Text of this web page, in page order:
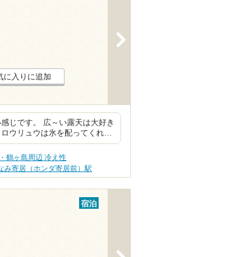
に入りに追加
じです。 広～い露天は大好き
ウリュウは氷を配ってくれ…
鶴ヶ島周辺 冷え性
み寄居（ホンダ寄居前）駅
宿泊